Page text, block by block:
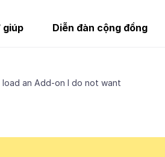
giúp Diễn đàn cộng đồng
load an Add-on I do not want